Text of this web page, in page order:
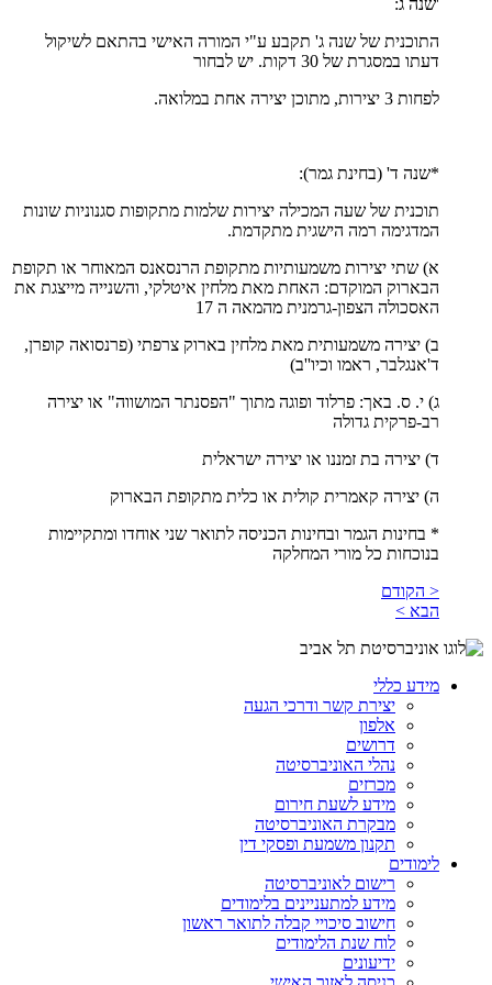
'שנה ג:
התוכנית של שנה ג' תקבע ע"י המורה האישי בהתאם לשיקול
דעתו במסגרת של 30 דקות. יש לבחור
לפחות 3 יצירות, מתוכן יצירה אחת במלואה.
*שנה ד' (בחינת גמר):
תוכנית של שעה המכילה יצירות שלמות מתקופות סגנוניות שונות
המדגימה רמה הישגית מתקדמת.
א) שתי יצירות משמעותיות מתקופת הרנסאנס המאוחר או תקופת
הבארוק המוקדם: האחת מאת מלחין איטלקי, והשנייה מייצגת את
האסכולה הצפון-גרמנית מהמאה ה 17
ב) יצירה משמעותית מאת מלחין בארוק צרפתי (פרנסואה קופרן,
ד'אנגלבר, ראמו וכיו''ב)
ג) י. ס. באך: פרלוד ופוגה מתוך "הפסנתר המושווה" או יצירה
רב-פרקית גדולה
ד) יצירה בת זמננו או יצירה ישראלית
ה) יצירה קאמרית קולית או כלית מתקופת הבארוק
* בחינות הגמר ובחינות הכניסה לתואר שני אוחדו ומתקיימות
בנוכחות כל מורי המחלקה
< הקודם
הבא >
מידע כללי
יצירת קשר ודרכי הגעה
אלפון
דרושים
נהלי האוניברסיטה
מכרזים
מידע לשעת חירום
מבקרת האוניברסיטה
תקנון משמעת ופסקי דין
לימודים
רישום לאוניברסיטה
מידע למתעניינים בלימודים
חישוב סיכויי קבלה לתואר ראשון
לוח שנת הלימודים
ידיעונים